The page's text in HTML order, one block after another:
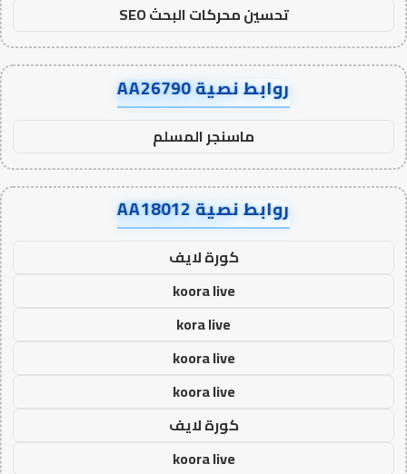
تحسين محركات البحث SEO
روابط نصية AA26790
ماسنجر المسلم
روابط نصية AA18012
كورة لايف
koora live
kora live
koora live
koora live
كورة لايف
koora live